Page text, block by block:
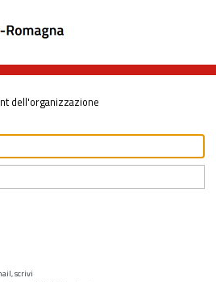
dell'organizzazione
scrivi